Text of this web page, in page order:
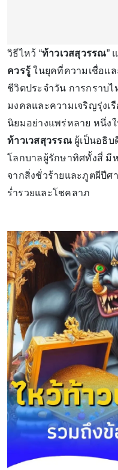
วิธีไหว้ “ท้าวเวสสุวรรณ”
ควรรู้ ในยุคที่ความเชื่อแ
ชีวิตประจำวัน การกราบ
มงคลและความเจริญรุ่งเ
นิยมอย่างแพร่หลาย หนึ่ง
ท้าวเวสสุวรรณผู้เป็นอธิบ
โลกบาลผู้รักษาทิศทั้งสี่ มี
จากสิ่งชั่วร้ายและภูตผีปีศ
ร่ำรวยและโชคลาภ